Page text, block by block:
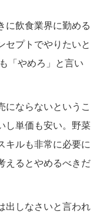
に飲食業界に勤める
セプトでやりたいと
「やめろ」と言い
にならないというこ
し単価も安い。野菜
キルも非常に必要に
えるとやめるべきだ
出しなさいと言われ